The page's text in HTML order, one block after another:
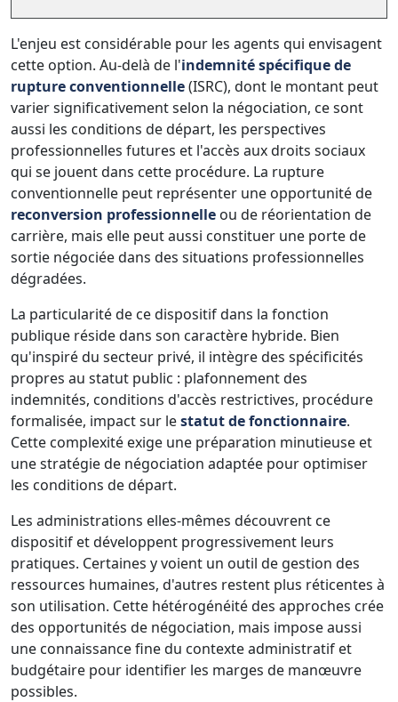
L'enjeu est considérable pour les agents qui envisagent
cette option. Au-delà de l'indemnité spécifique de
rupture conventionnelle(ISRC), dont le montant peut
varier significativement selon la négociation, ce sont
aussi les conditions de départ, les perspectives
professionnelles futures et l'accès aux droits sociaux
qui se jouent dans cette procédure. La rupture
conventionnelle peut représenter une opportunité de
reconversion professionnelle ou de réorientation de
carrière, mais elle peut aussi constituer une porte de
sortie négociée dans des situations professionnelles
dégradées.
La particularité de ce dispositif dans la fonction
publique réside dans son caractère hybride. Bien
qu'inspiré du secteur privé, il intègre des spécificités
propres au statut public : plafonnement des
indemnités, conditions d'accès restrictives, procédure
formalisée, impact sur lestatut de fonctionnaire.
Cette complexité exige une préparation minutieuse et
une stratégie de négociation adaptée pour optimiser
les conditions de départ.
Les administrations elles-mêmes découvrent ce
dispositif et développent progressivement leurs
pratiques. Certaines y voient un outil de gestion des
ressources humaines, d'autres restent plus réticentes à
son utilisation. Cette hétérogénéité des approches crée
des opportunités de négociation, mais impose aussi
une connaissance fine du contexte administratif et
budgétaire pour identifier les marges de manœuvre
possibles.